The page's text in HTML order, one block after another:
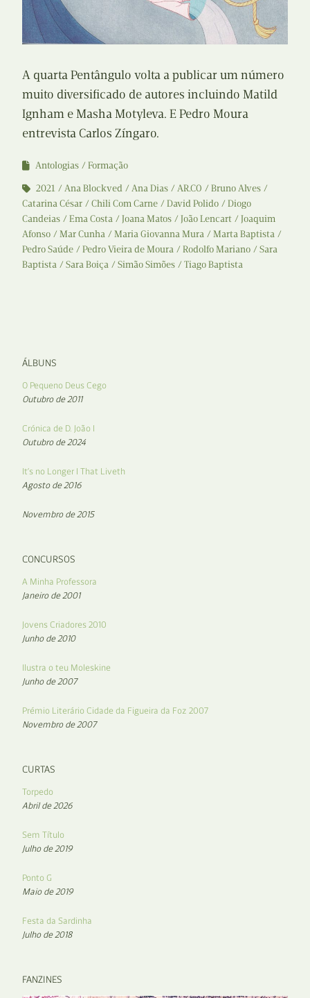
A quarta Pentângulo volta a publicar um número
muito diversificado de autores incluindo Matild
Ignham e Masha Motyleva. E Pedro Moura
entrevista Carlos Zíngaro.
Antologias
Formação
2021
Ana Blockved Ana Dias AR.CO
Bruno Alves
Catarina César
Chili Com Carne David Polido
Diogo
Candeias
Ema Costa Joana Matos João Lencart
Joaquim
Afonso
Mar Cunha Maria Giovanna Mura
Marta Baptista
Pedro Saúde
Pedro Vieira de Moura Rodolfo Mariano
Sara
Baptista
Sara Boiça Simão Simões Tiago Baptista
ÁLBUNS
O Pequeno Deus Cego
Outubro de 2011
Crónica de D. João I
Outubro de 2024
It’s no Longer I That Liveth
Agosto de 2016
Novembro de 2015
CONCURSOS
A Minha Professora
Janeiro de 2001
Jovens Criadores 2010
Junho de 2010
Ilustra o teu Moleskine
Junho de 2007
Prémio Literário Cidade da Figueira da Foz 2007
Novembro de 2007
CURTAS
Torpedo
Abril de 2026
Sem Título
Julho de 2019
Ponto G
Maio de 2019
Festa da Sardinha
Julho de 2018
FANZINES